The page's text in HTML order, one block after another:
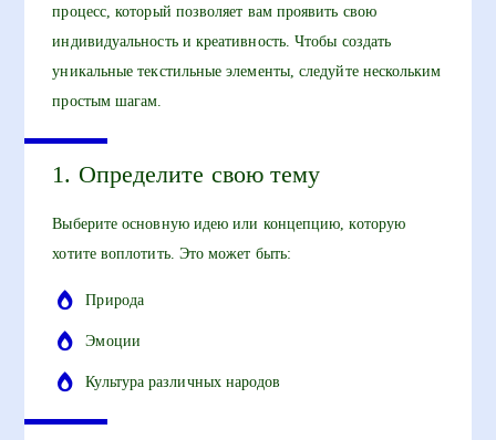
процесс, который позволяет вам проявить свою
индивидуальность и креативность. Чтобы создать
уникальные текстильные элементы, следуйте нескольким
простым шагам.
1. Определите свою тему
Выберите основную идею или концепцию, которую
хотите воплотить. Это может быть:
Природа
Эмоции
Культура различных народов